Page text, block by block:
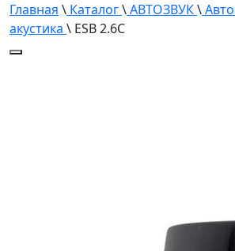
Главная \ Каталог\АВТОЗВУК\
акустика \ ESB 2.6C